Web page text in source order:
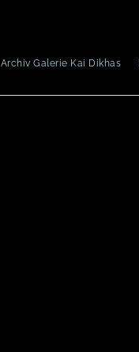
Archiv Galerie Kai Dikhas